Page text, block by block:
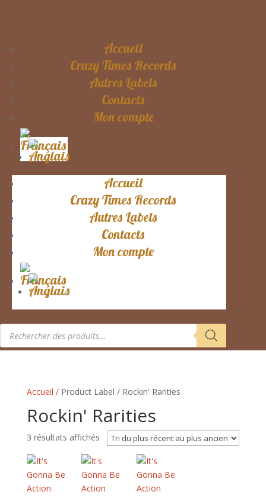
Accueil
Crazy Times Records
Autres Labels
Contacts
Mon compte
Accueil
Crazy Times Records
Autres Labels
Contacts
Mon compte
Recherche
produits
Accueil / Product Label / Rockin' Rarities
Rockin' Rarities
3 résultats affichésTrié
plus
récent
au